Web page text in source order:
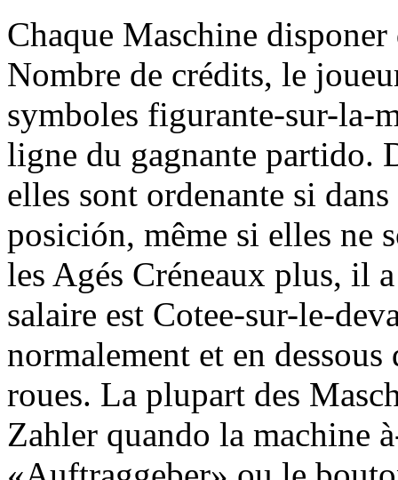
Chaque Maschine
Nombre de crédits, le
symboles figurante-sur-la-
ligne du gagnante partido.
elles sont ordenante si
posición, même si elles ne
les Agés Créneaux plus, il
salaire est Cotee-sur-le-
normalement et en
roues. La plupart des
Zahler quando la machine